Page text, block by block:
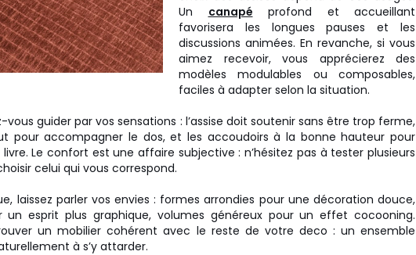
Un canapé profond et accueillant
favorisera les longues pauses et les
discussions animées. En revanche, si vous
aimez recevoir, vous apprécierez des
modèles modulables ou composables,
faciles à adapter selon la situation.
guider par vos sensations : l’assise doit soutenir sans être trop ferme,
pour accompagner le dos, et les accoudoirs à la bonne hauteur pour
Le confort est une affaire subjective : n’hésitez pas à tester plusieurs
celui qui vous correspond.
laissez parler vos envies : formes arrondies pour une décoration douce,
un esprit plus graphique, volumes généreux pour un effet cocooning.
un mobilier cohérent avec le reste de votre deco : un ensemble
à s’y attarder.